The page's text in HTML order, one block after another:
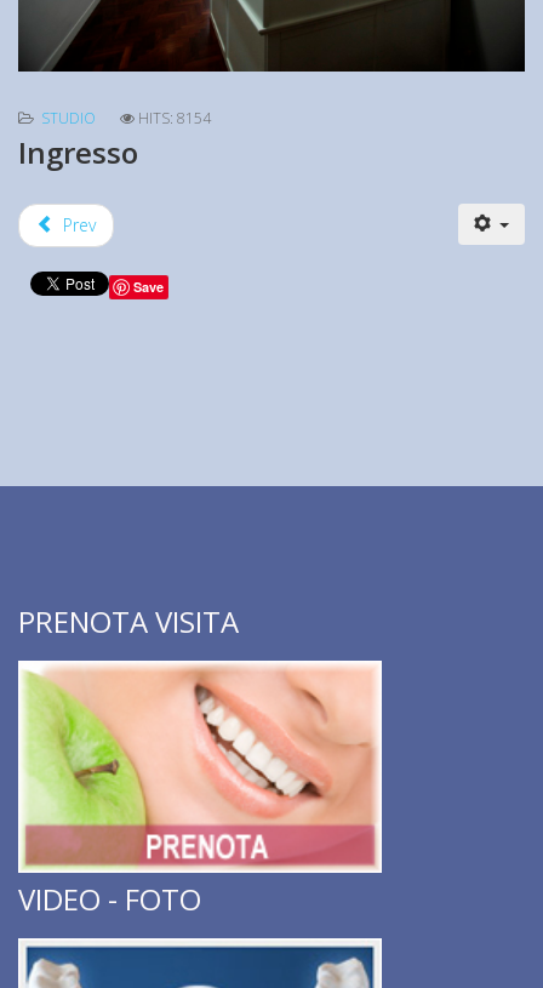
STUDIO HITS: 8154
Ingresso
Prev
Save
PRENOTA VISITA
VIDEO - FOTO